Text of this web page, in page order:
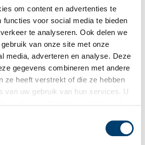
om content en advertenties te
functies voor social media te bieden
te analyseren. Ook delen we
van onze site met onze
media, adverteren en analyse. Deze
gegevens combineren met andere
ze heeft verstrekt of die ze hebben
van uw gebruik van hun services. U
West-Friesland. Ook het sociale
de zuivelfabriek met verwante
en evenementen.